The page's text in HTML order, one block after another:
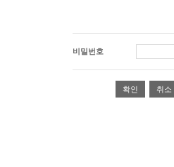
비밀번호
확인 취소